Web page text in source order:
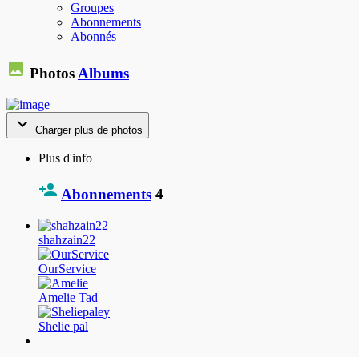
Groupes
Abonnements
Abonnés
Photos Albums
Charger plus de photos
Plus d'info
Abonnements 4
shahzain22
OurService
Amelie Tad
Shelie pal